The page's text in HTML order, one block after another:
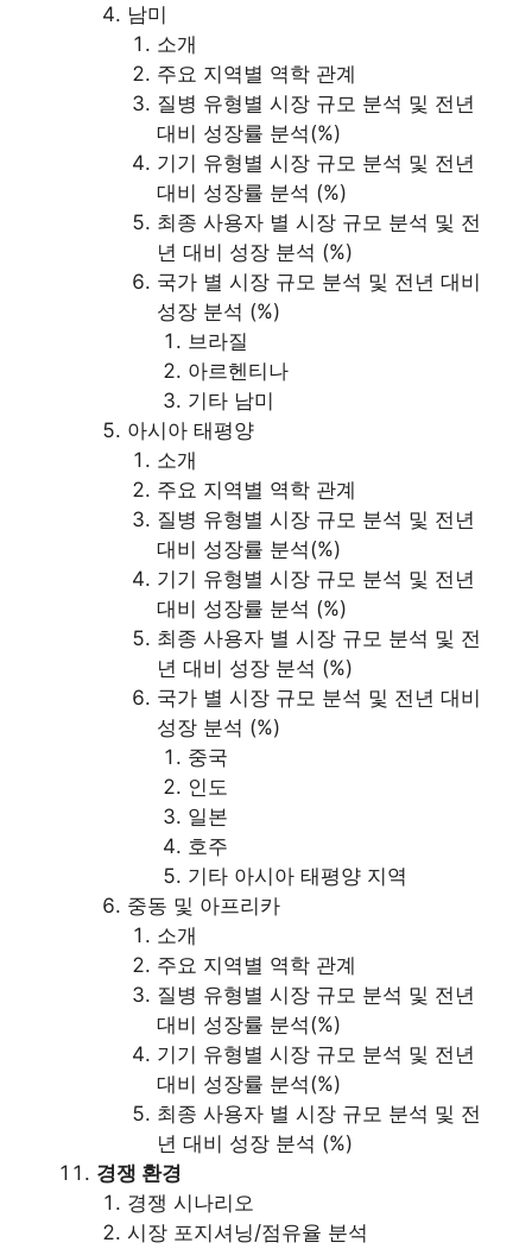
남미
소개
주요 지역별 역학 관계
질병 유형별 시장 규모 분석 및 전년
대비 성장률 분석(%)
기기 유형별 시장 규모 분석 및 전년
대비 성장률 분석 (%)
최종 사용자 별 시장 규모 분석 및 전
년 대비 성장 분석 (%)
국가 별 시장 규모 분석 및 전년 대비
성장 분석 (%)
브라질
아르헨티나
기타 남미
아시아 태평양
소개
주요 지역별 역학 관계
질병 유형별 시장 규모 분석 및 전년
대비 성장률 분석(%)
기기 유형별 시장 규모 분석 및 전년
대비 성장률 분석 (%)
최종 사용자 별 시장 규모 분석 및 전
년 대비 성장 분석 (%)
국가 별 시장 규모 분석 및 전년 대비
성장 분석 (%)
중국
인도
일본
호주
기타 아시아 태평양 지역
중동 및 아프리카
소개
주요 지역별 역학 관계
질병 유형별 시장 규모 분석 및 전년
대비 성장률 분석(%)
기기 유형별 시장 규모 분석 및 전년
대비 성장률 분석(%)
최종 사용자 별 시장 규모 분석 및 전
년 대비 성장 분석 (%)
경쟁 환경
경쟁 시나리오
시장 포지셔닝/점유율 분석